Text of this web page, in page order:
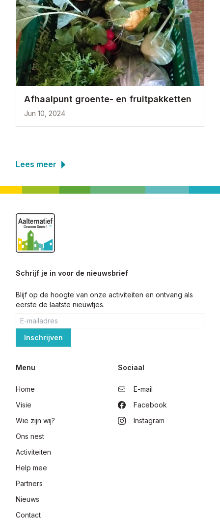
Afhaalpunt groente- en fruitpakketten
Jun 10, 2024
Lees meer
Schrijf je in voor de nieuwsbrief
Blijf op de hoogte van onze activiteiten en ontvang als
eerste de laatste nieuwtjes.
Menu
Home
Visie
Wie zijn wij?
Ons nest
Activiteiten
Help mee
Partners
Nieuws
Contact
Sociaal
E-mail
Facebook
Instagram